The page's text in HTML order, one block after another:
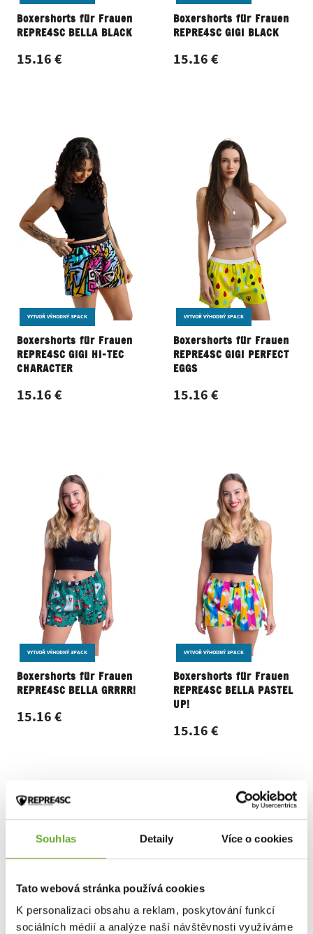
Souhlas Detaily Více o cookies
Tato webová stránka používá cookies
K personalizaci obsahu a reklam, poskytování funkcí
sociálních médií a analýze naší návštěvnosti využíváme
Boxershorts für Frauen
REPRE4SC BELLA BLACK
15.16 €
Boxershorts für Frauen
REPRE4SC GIGI BLACK
15.16 €
VYTVOŘ VÝHODNÝ 3PACK
Boxershorts für Frauen
REPRE4SC GIGI HI-TEC
CHARACTER
15.16 €
VYTVOŘ VÝHODNÝ 3PACK
Boxershorts für Frauen
REPRE4SC GIGI PERFECT
EGGS
15.16 €
VYTVOŘ VÝHODNÝ 3PACK
Boxershorts für Frauen
REPRE4SC BELLA GRRRR!
15.16 €
VYTVOŘ VÝHODNÝ 3PACK
Boxershorts für Frauen
REPRE4SC BELLA PASTEL
UP!
15.16 €